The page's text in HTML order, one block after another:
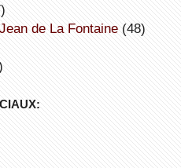
de La Fontaine(48)